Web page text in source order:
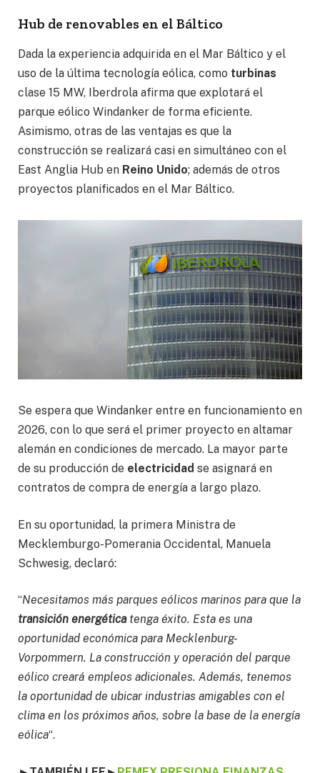
Hub de renovables en el Báltico
Dada la experiencia adquirida en el Mar Báltico y el
uso de la última tecnología eólica, como turbinas
clase 15 MW, Iberdrola afirma que explotará el
parque eólico Windanker de forma eficiente.
Asimismo, otras de las ventajas es que la
construcción se realizará casi en simultáneo con el
East Anglia Hub en Reino Unido; además de otros
proyectos planificados en el Mar Báltico.
Se espera que Windanker entre en funcionamiento en
2026, con lo que será el primer proyecto en altamar
alemán en condiciones de mercado. La mayor parte
de su producción de electricidad se asignará en
contratos de compra de energía a largo plazo.
En su oportunidad, la primera Ministra de
Mecklemburgo-Pomerania Occidental, Manuela
Schwesig, declaró:
“Necesitamos más parques eólicos marinos para que la
transición energéticatenga éxito. Esta es una
oportunidad económica para Mecklenburg-
Vorpommern. La construcción y operación del parque
eólico creará empleos adicionales. Además, tenemos
la oportunidad de ubicar industrias amigables con el
clima en los próximos años, sobre la base de la energía
eólica“.